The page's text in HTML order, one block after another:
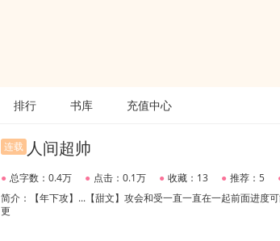
排行 书库 充值中心
连载 人间超帅
● 总字数：0.4万 ● 点击：0.1万 ● 收藏：13 ● 推荐：5
简介：【年下攻】...【甜文】攻会和受一直一直在一起前面进度
更